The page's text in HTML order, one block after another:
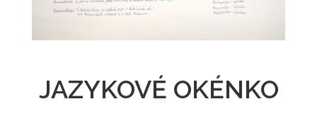
JAZYKOVÉ OKÉNKO